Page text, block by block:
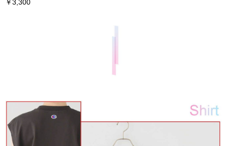
￥3,300